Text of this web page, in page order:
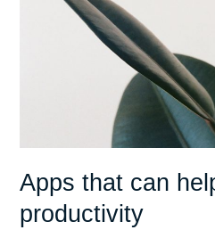
Apps that can
productivity